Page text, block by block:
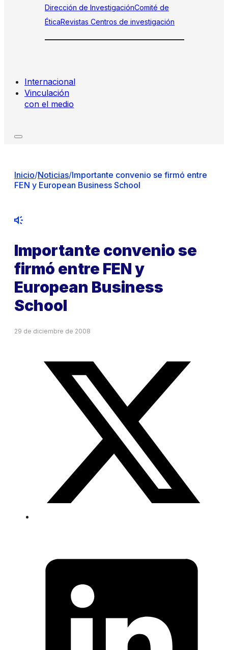
Dirección de InvestigaciónComité de
ÉticaRevistas Centros de investigación
Internacional
Vinculación
con el medio
Inicio/Noticias/Importante convenio se firmó entre
FEN y European Business School
Importante convenio se
firmó entre FEN y
European Business
School
29 de diciembre de 2008